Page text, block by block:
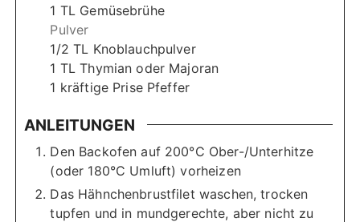
1 TL Gemüsebrühe
Pulver
1/2 TL Knoblauchpulver
1 TL Thymian oder Majoran
1 kräftige Prise Pfeffer
ANLEITUNGEN
Den Backofen auf 200°C Ober-/Unterhitze
(oder 180°C Umluft) vorheizen
Das Hähnchenbrustfilet waschen, trocken
tupfen und in mundgerechte, aber nicht zu